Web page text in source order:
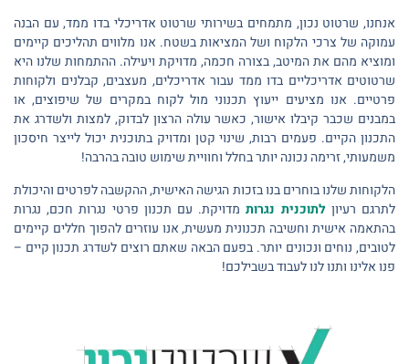
אנחנו, שרטוט נכון, מתמחים בשירותי שרטוט אדריכלי בדו ממד, עם הבנה
עמוקה של צרכי הלקוח ושל המציאות בשטח. אנו מלווים תהליכים קיימים
ומוציא מהם את המיטב, בצורה חכמה, מדויקת ויעילה. ההתמחות שלנו היא
שרטוטים אדריכליים בדו ממד עבור אדריכלים, מעצבים, קבלנים ולקוחות
פרטיים. אנו מציעים ייעוץ תכנוני מול לקוח במקרים של שיפוצים, או
במבנים שכבר קיבלו אישור, כאשר עולה הרצון לבדוק, למצות ולשדרג את
התכנון הקיים. פעמים רבות, שינוי קטן ומדויק בתוכנית יכול לייצר חיסכון
משמעותי, זרימה נכונה יותר בחלל וחוויית שימוש טובה בהרבה!
הלקוחות שלנו בוחרים בנו בזכות הגישה האישית, ההקשבה לפרטים והיכולת
לתרגם רעיוןלתוכנית נגרותמדויקת. עם תכנון פרטי נגרות חכם, נגרות
בהתאמה אישית וחשיבה תכנונית מעשית, אנו עוזרים להפוך חללים קיימים
לטובים, נוחים ונכונים יותר. בפעם הבאה שאתם רוצים לשדרג תכנון קיים –
פנו אלינו ותנו לנו לעבוד בשבילכם!